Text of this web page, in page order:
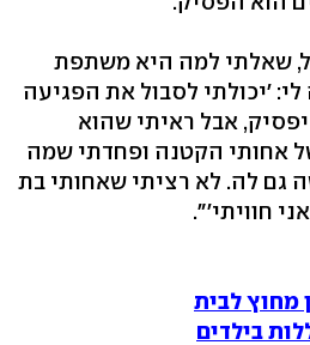
שאלתי למה היא משתפת
'יכולתי לסבול את הפגיעה
אבל ראיתי שהוא
אחותי הקטנה ופחדתי שמה
גם לה. לא רציתי שאחותי בת
חוויתי'".
מחוץ לבית